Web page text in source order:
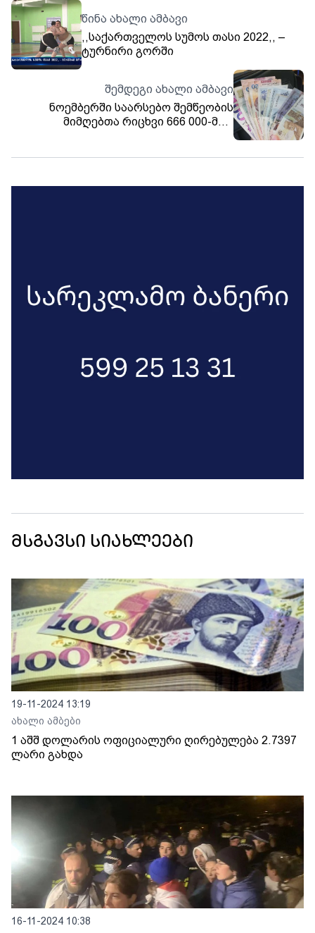
წინა ახალი ამბავი
,,საქართველოს სუმოს თასი 2022,, –
ტურნირი გორში
შემდეგი ახალი ამბავი
ნოემბერში საარსებო შემწეობის
მიმღებთა რიცხვი 666 000-მდე
მსგავსი სიახლეები
19-11-2024 13:19
ახალი ამბები
1 აშშ დოლარის ოფიციალური ღირებულება 2.7397
ლარი გახდა
16-11-2024 10:38